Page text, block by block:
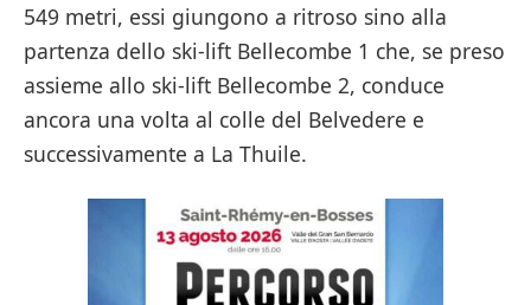
549 metri, essi giungono a ritroso sino alla
partenza dello ski-lift Bellecombe 1 che, se preso
assieme allo ski-lift Bellecombe 2, conduce
ancora una volta al colle del Belvedere e
successivamente a La Thuile.